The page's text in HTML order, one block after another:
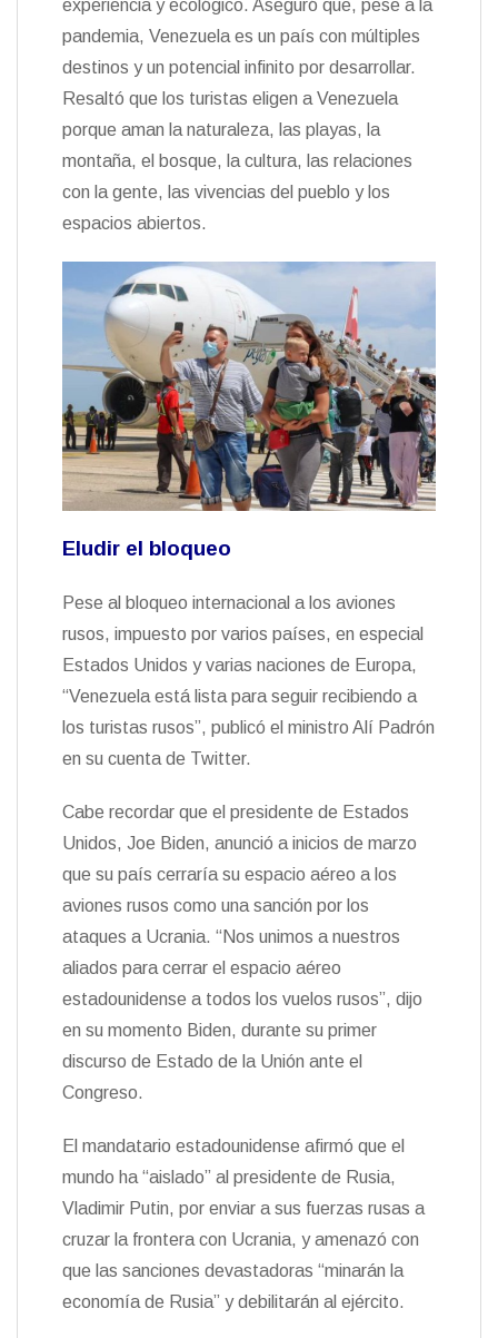
experiencia y ecológico. Aseguró que, pese a la
pandemia, Venezuela es un país con múltiples
destinos y un potencial infinito por desarrollar.
Resaltó que los turistas eligen a Venezuela
porque aman la naturaleza, las playas, la
montaña, el bosque, la cultura, las relaciones
con la gente, las vivencias del pueblo y los
espacios abiertos.
Eludir el bloqueo
Pese al bloqueo internacional a los aviones
rusos, impuesto por varios países, en especial
Estados Unidos y varias naciones de Europa,
“Venezuela está lista para seguir recibiendo a
los turistas rusos”, publicó el ministro Alí Padrón
en su cuenta de Twitter.
Cabe recordar que el presidente de Estados
Unidos, Joe Biden, anunció a inicios de marzo
que su país cerraría su espacio aéreo a los
aviones rusos como una sanción por los
ataques a Ucrania. “Nos unimos a nuestros
aliados para cerrar el espacio aéreo
estadounidense a todos los vuelos rusos”, dijo
en su momento Biden, durante su primer
discurso de Estado de la Unión ante el
Congreso.
El mandatario estadounidense afirmó que el
mundo ha “aislado” al presidente de Rusia,
Vladimir Putin, por enviar a sus fuerzas rusas a
cruzar la frontera con Ucrania, y amenazó con
que las sanciones devastadoras “minarán la
economía de Rusia” y debilitarán al ejército.